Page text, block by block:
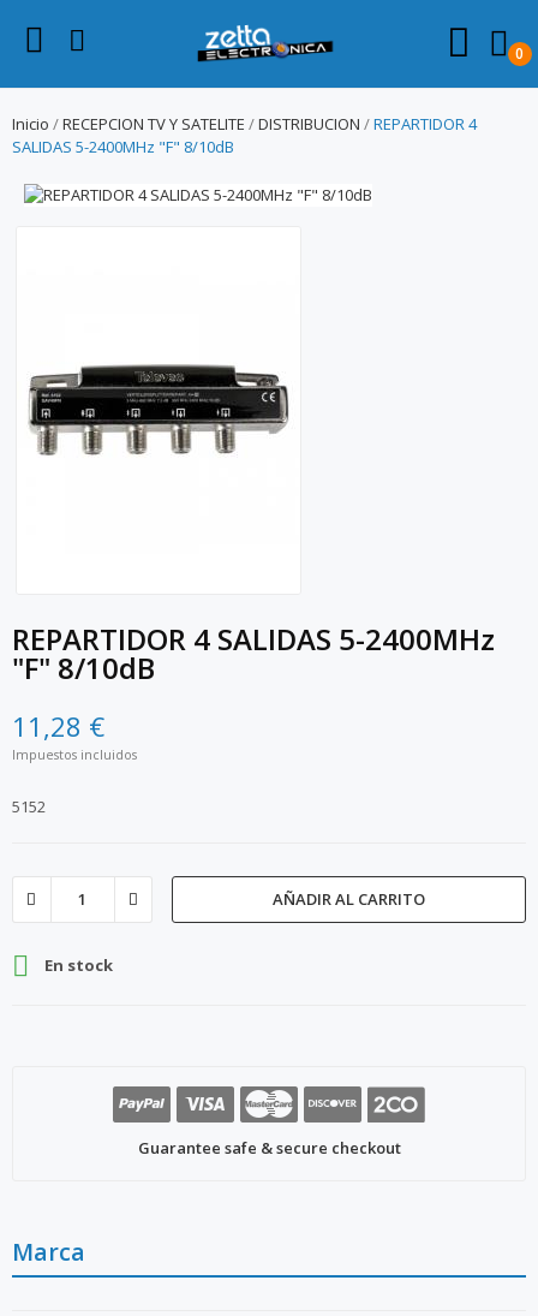
0
Inicio RECEPCION TV Y SATELITE DISTRIBUCION
REPARTIDOR 4
SALIDAS 5-2400MHz "F" 8/10dB
REPARTIDOR 4 SALIDAS 5-2400MHz
"F" 8/10dB
11,28 €
Impuestos incluidos
5152
AÑADIR AL CARRITO
 En stock
Guarantee safe & secure checkout
Marca